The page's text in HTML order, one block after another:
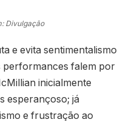
Divulgação
e evita sentimentalismo
performances falem por
inicialmente
esperançoso; já
e frustração ao